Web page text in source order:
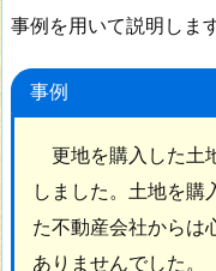
事例を用いて説明します
事例
更地を購入した土
しました。土地を購
た不動産会社からは
ありませんでした。